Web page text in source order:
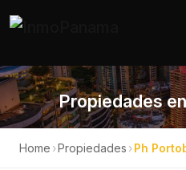
Propiedades
Home ›Propiedades ›Ph